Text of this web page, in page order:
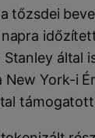
tőzsdei
Stanley
New York-i
támogatott